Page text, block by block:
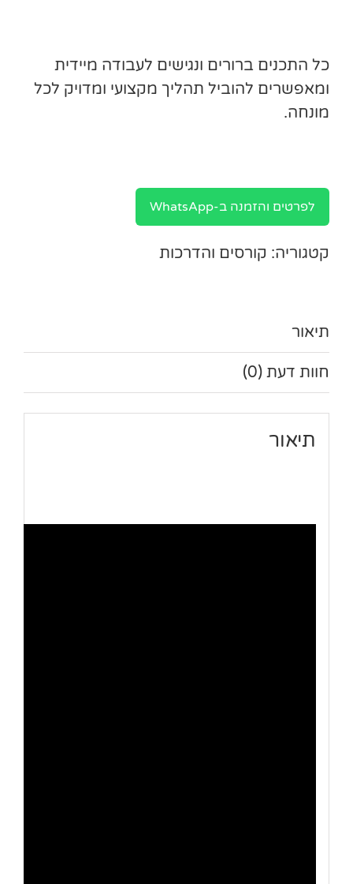
כל התכנים ברורים ונגישים לעבודה מיידית
ומאפשרים להוביל תהליך מקצועי ומדויק לכל
מונחה.
לפרטים והזמנה ב-WhatsApp
קטגוריה: קורסים והדרכות
תיאור
חוות דעת (0)
תיאור